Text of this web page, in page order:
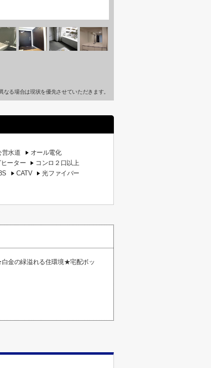
る場合は現状を優先させていただきます。
営水道
オール電化
ヒーター
コンロ２口以上
CATV
光ファイバー
金の緑溢れる住環境★宅配ボッ